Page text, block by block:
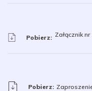
Pobierz: Załącznik
Pobierz: